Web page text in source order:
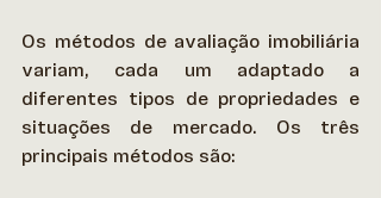
Os métodos de avaliação imobiliária
variam, cada um adaptado a
diferentes tipos de propriedades e
situações de mercado. Os três
principais métodos são: